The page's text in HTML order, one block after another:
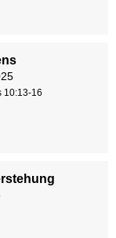
10:13-16